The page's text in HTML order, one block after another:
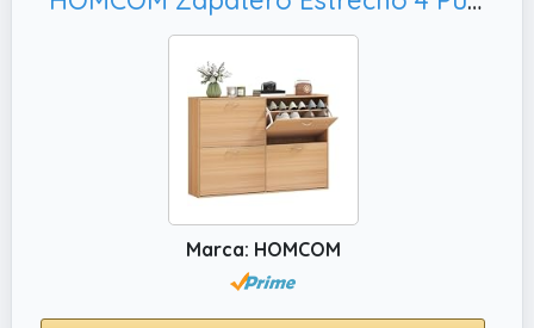
✔️ Gran selección de muebles: Si buscas
soluciones prácticas y elegantes para tu
entrada, explore la amplia gama de
productos de en.casa. Nuestra gama de
productos incluye percheros, mesas,
cajoneras, sillas, mueble de TV, camas,
espejos de pared y muchos otros artículos
que pueden ayudarte a mantener tu hogar
en orden y organizado.
Marca: HOMCOM